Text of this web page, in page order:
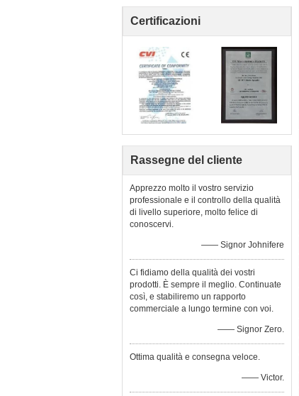
Certificazioni
Rassegne del cliente
Apprezzo molto il vostro servizio
professionale e il controllo della qualità
di livello superiore, molto felice di
conoscervi.
—— Signor Johnifere
Ci fidiamo della qualità dei vostri
prodotti. È sempre il meglio. Continuate
così, e stabiliremo un rapporto
commerciale a lungo termine con voi.
—— Signor Zero.
Ottima qualità e consegna veloce.
—— Victor.